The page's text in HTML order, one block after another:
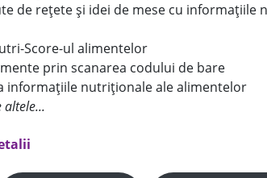
de rețete și idei de mese cu informațiile
Score-ul alimentelor
prin scanarea codului de bare
informațiile nutriționale ale alimentelor